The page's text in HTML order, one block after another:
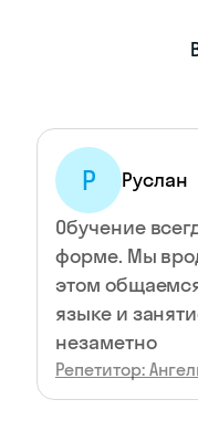
Р
Руслан
Обучение
форме. Мы
этом
языке и
незаметно
Репетитор: